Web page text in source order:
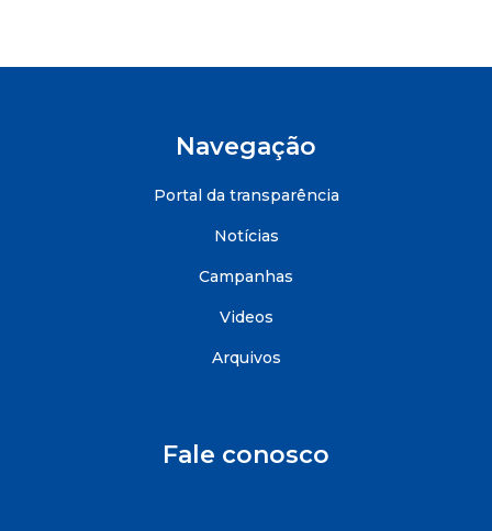
Navegação
Portal da transparência
Notícias
Campanhas
Videos
Arquivos
Fale conosco